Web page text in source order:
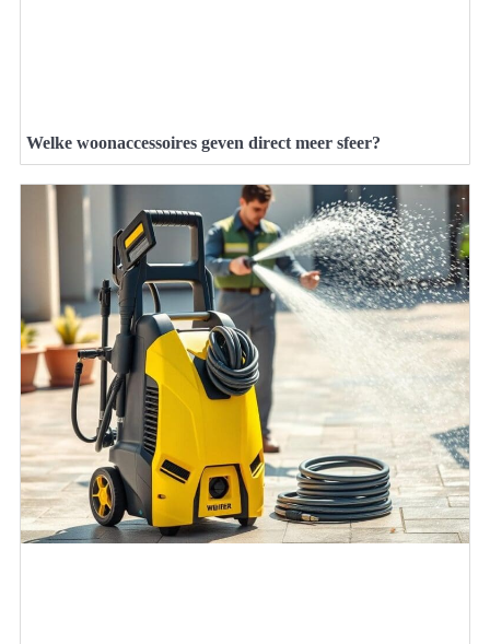
Welke woonaccessoires geven direct meer sfeer?